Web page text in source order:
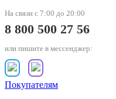
На связи с 7:00 до 20:00
8 800 500 27 56
или пишите в мессенджер:
Покупателям